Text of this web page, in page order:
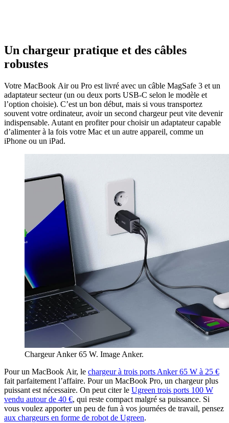
Un chargeur pratique et des câbles
robustes
Votre MacBook Air ou Pro est livré avec un câble MagSafe 3 et un
adaptateur secteur (un ou deux ports USB-C selon le modèle et
l’option choisie). C’est un bon début, mais si vous transportez
souvent votre ordinateur, avoir un second chargeur peut vite devenir
indispensable. Autant en profiter pour choisir un adaptateur capable
d’alimenter à la fois votre Mac et un autre appareil, comme un
iPhone ou un iPad.
Chargeur Anker 65 W. Image Anker.
Pour un MacBook Air, le chargeur à trois ports Anker 65 W à 25 €
fait parfaitement l’affaire. Pour un MacBook Pro, un chargeur plus
puissant est nécessaire. On peut citer le Ugreen trois ports 100 W
vendu autour de 40 €, qui reste compact malgré sa puissance. Si
vous voulez apporter un peu de fun à vos journées de travail, pensez
aux chargeurs en forme de robot de Ugreen.